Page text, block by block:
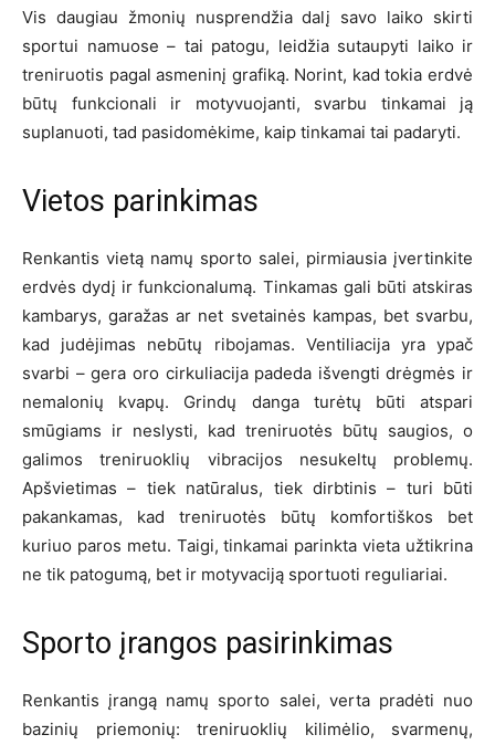
Vis daugiau žmonių nusprendžia dalį savo laiko skirti
sportui namuose – tai patogu, leidžia sutaupyti laiko ir
treniruotis pagal asmeninį grafiką. Norint, kad tokia erdvė
būtų funkcionali ir motyvuojanti, svarbu tinkamai ją
suplanuoti, tad pasidomėkime, kaip tinkamai tai padaryti.
Vietos parinkimas
Renkantis vietą namų sporto salei, pirmiausia įvertinkite
erdvės dydį ir funkcionalumą. Tinkamas gali būti atskiras
kambarys, garažas ar net svetainės kampas, bet svarbu,
kad judėjimas nebūtų ribojamas. Ventiliacija yra ypač
svarbi – gera oro cirkuliacija padeda išvengti drėgmės ir
nemalonių kvapų. Grindų danga turėtų būti atspari
smūgiams ir neslysti, kad treniruotės būtų saugios, o
galimos treniruoklių vibracijos nesukeltų problemų.
Apšvietimas – tiek natūralus, tiek dirbtinis – turi būti
pakankamas, kad treniruotės būtų komfortiškos bet
kuriuo paros metu. Taigi, tinkamai parinkta vieta užtikrina
ne tik patogumą, bet ir motyvaciją sportuoti reguliariai.
Sporto įrangos pasirinkimas
Renkantis įrangą namų sporto salei, verta pradėti nuo
bazinių priemonių: treniruoklių kilimėlio, svarmenų,